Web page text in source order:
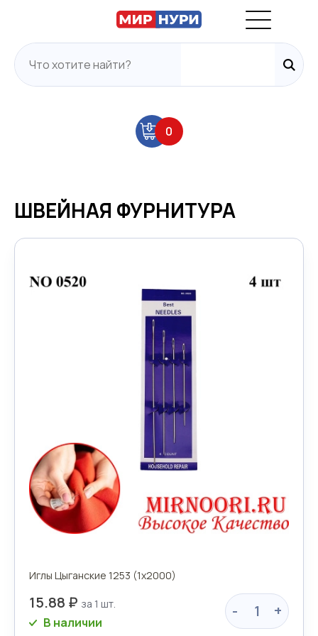
0
ШВЕЙНАЯ ФУРНИТУРА
Иглы Цыганские 1253 (1х2000)
15.88 ₽ - +
В наличии